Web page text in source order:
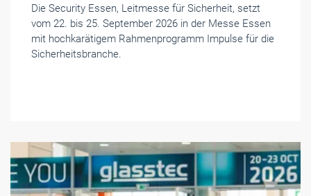
Die Security Essen, Leitmesse für Sicherheit, setzt
vom 22. bis 25. September 2026 in der Messe Essen
mit hochkarätigem Rahmenprogramm Impulse für die
Sicherheitsbranche.